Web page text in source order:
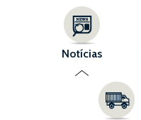
Notícias